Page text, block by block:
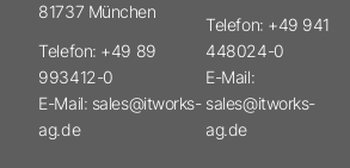
81737 München
Telefon: +49 89
993412-0
E-Mail: sales@itworks-
ag.de
Telefon: +49 941
448024-0
E-Mail:
sales@itworks-
ag.de